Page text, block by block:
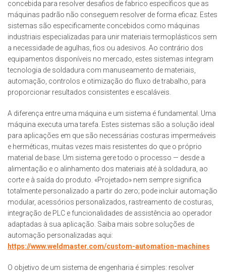
concebida para resolver desafios de fabrico específicos que as
máquinas padrão não conseguem resolver de forma eficaz. Estes
sistemas são especificamente concebidos como máquinas
industriais especializadas para unir materiais termoplásticos sem
a necessidade de agulhas, fios ou adesivos. Ao contrário dos
equipamentos disponíveis no mercado, estes sistemas integram
tecnologia de soldadura com manuseamento de materiais,
automação, controlos e otimização do fluxo de trabalho, para
proporcionar resultados consistentes e escaláveis.
A diferença entre uma máquina e um sistema é fundamental. Uma
máquina executa uma tarefa. Estes sistemas são a solução ideal
para aplicações em que são necessárias costuras impermeáveis
e herméticas, muitas vezes mais resistentes do que o próprio
material de base. Um sistema gere todo o processo — desde a
alimentação e o alinhamento dos materiais até à soldadura, ao
corte e à saída do produto. «Projetado» nem sempre significa
totalmente personalizado a partir do zero; pode incluir automação
modular, acessórios personalizados, rastreamento de costuras,
integração de PLC e funcionalidades de assistência ao operador
adaptadas à sua aplicação. Saiba mais sobre soluções de
automação personalizadas aqui:
https://www.weldmaster.com/custom-automation-machines
O objetivo de um sistema de engenharia é simples: resolver